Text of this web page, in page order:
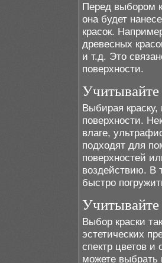
Перед выбором
она будет
красок.
древесных
и т.д. Это
поверхности.
Учитывайте
Выбирая
поверхности.
влаге,
подходят для
поверхностей
воздействию. В
быстро
Выбор краски
эстетических
спектр цветов
можете выбрать